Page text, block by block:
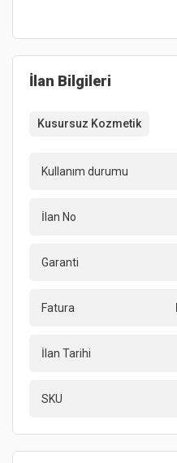
İlan Bilgileri
Kusursuz Kozmetik
Kullanım durumu
İlan No
Garanti
Fatura
İlan Tarihi
SKU